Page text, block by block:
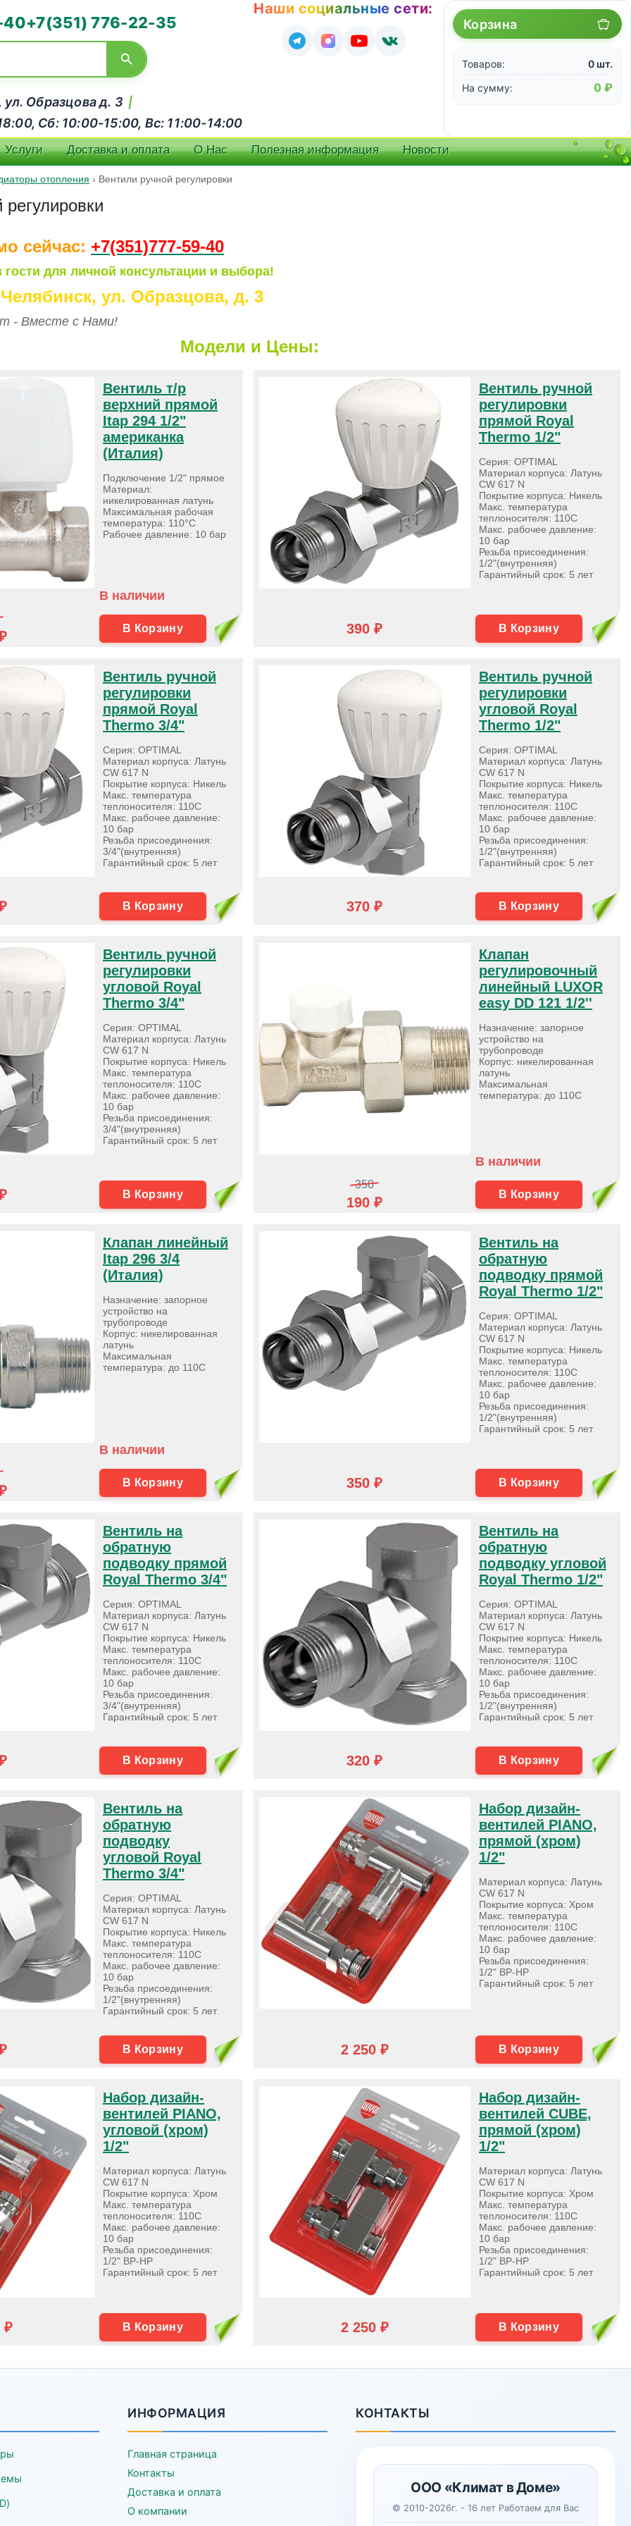
40+7(351) 776-22-35
ул. Образцова д. 3 |
Сб: 10:00-15:00, Вс: 11:00-14:00
Наши социальные сети:
Корзина
Товаров:
0 шт.
На сумму:
0 ₽
Услуги Доставка и оплата О Нас Полезная информация Новости
отопления › Вентили ручной регулировки
сейчас: +7(351)777-59-40
для личной консультации и выбора!
Челябинск, ул. Образцова, д. 3
- Вместе с Нами!
Модели и Цены:
Вентиль т/р
верхний прямой
Itap 294 1/2"
американка
(Италия)
Подключение 1/2" прямое
Материал:
никелированная латунь
Максимальная рабочая
температура: 110°С
Рабочее давление: 10 бар
Вентиль ручной
регулировки
прямой Royal
Thermo 1/2"
Серия: OPTIMAL
Материал корпуса: Латунь
CW 617 N
Покрытие корпуса: Никель
Макс. температура
теплоносителя: 110С
Макс. рабочее давление:
10 бар
Резьба присоединения:
1/2"(внутренняя)
Гарантийный срок: 5 лет
В наличии
В Корзину 390 ₽ В Корзину
Вентиль ручной
регулировки
прямой Royal
Thermo 3/4"
Серия: OPTIMAL
Материал корпуса: Латунь
CW 617 N
Покрытие корпуса: Никель
Макс. температура
теплоносителя: 110С
Макс. рабочее давление:
10 бар
Резьба присоединения:
3/4"(внутренняя)
Гарантийный срок: 5 лет
Вентиль ручной
регулировки
угловой Royal
Thermo 1/2"
Серия: OPTIMAL
Материал корпуса: Латунь
CW 617 N
Покрытие корпуса: Никель
Макс. температура
теплоносителя: 110С
Макс. рабочее давление:
10 бар
Резьба присоединения:
1/2"(внутренняя)
Гарантийный срок: 5 лет
В Корзину 370 ₽ В Корзину
Вентиль ручной
регулировки
угловой Royal
Thermo 3/4"
Серия: OPTIMAL
Материал корпуса: Латунь
CW 617 N
Покрытие корпуса: Никель
Макс. температура
теплоносителя: 110С
Макс. рабочее давление:
10 бар
Резьба присоединения:
3/4"(внутренняя)
Гарантийный срок: 5 лет
Клапан
регулировочный
линейный LUXOR
easy DD 121 1/2''
Назначение: запорное
устройство на
трубопроводе
Корпус: никелированная
латунь
Максимальная
температура: до 110С
В наличии
В Корзину
350
190 ₽
В Корзину
Клапан линейный
Itap 296 3/4
(Италия)
Назначение: запорное
устройство на
трубопроводе
Корпус: никелированная
латунь
Максимальная
температура: до 110С
Вентиль на
обратную
подводку прямой
Royal Thermo 1/2"
Серия: OPTIMAL
Материал корпуса: Латунь
CW 617 N
Покрытие корпуса: Никель
Макс. температура
теплоносителя: 110С
Макс. рабочее давление:
10 бар
Резьба присоединения:
1/2"(внутренняя)
Гарантийный срок: 5 лет
В наличии
В Корзину 350 ₽ В Корзину
Вентиль на
обратную
подводку прямой
Royal Thermo 3/4"
Серия: OPTIMAL
Материал корпуса: Латунь
CW 617 N
Покрытие корпуса: Никель
Макс. температура
теплоносителя: 110С
Макс. рабочее давление:
10 бар
Резьба присоединения:
3/4"(внутренняя)
Гарантийный срок: 5 лет
Вентиль на
обратную
подводку угловой
Royal Thermo 1/2"
Серия: OPTIMAL
Материал корпуса: Латунь
CW 617 N
Покрытие корпуса: Никель
Макс. температура
теплоносителя: 110С
Макс. рабочее давление:
10 бар
Резьба присоединения:
1/2"(внутренняя)
Гарантийный срок: 5 лет
В Корзину 320 ₽ В Корзину
Вентиль на
обратную
подводку
угловой Royal
Thermo 3/4"
Серия: OPTIMAL
Материал корпуса: Латунь
CW 617 N
Покрытие корпуса: Никель
Макс. температура
теплоносителя: 110С
Макс. рабочее давление:
10 бар
Резьба присоединения:
1/2"(внутренняя)
Гарантийный срок: 5 лет
Набор дизайн-
вентилей PIANO,
прямой (хром)
1/2"
Материал корпуса: Латунь
CW 617 N
Покрытие корпуса: Хром
Макс. температура
теплоносителя: 110С
Макс. рабочее давление:
10 бар
Резьба присоединения:
1/2" ВР-НР
Гарантийный срок: 5 лет
В Корзину 2 250 ₽ В Корзину
Набор дизайн-
вентилей PIANO,
угловой (хром)
1/2"
Материал корпуса: Латунь
CW 617 N
Покрытие корпуса: Хром
Макс. температура
теплоносителя: 110С
Макс. рабочее давление:
10 бар
Резьба присоединения:
1/2" ВР-НР
Гарантийный срок: 5 лет
Набор дизайн-
вентилей CUBE,
прямой (хром)
1/2"
Материал корпуса: Латунь
CW 617 N
Покрытие корпуса: Хром
Макс. температура
теплоносителя: 110С
Макс. рабочее давление:
10 бар
Резьба присоединения:
1/2" ВР-НР
Гарантийный срок: 5 лет
₽ В Корзину 2 250 ₽ В Корзину
ИНФОРМАЦИЯ
Главная страница
Контакты
Доставка и оплата
О компании
КОНТАКТЫ
ООО «Климат в Доме»
© 2010-2026г. - 16 лет Работаем для Вас